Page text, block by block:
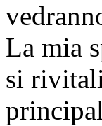
La mia
si